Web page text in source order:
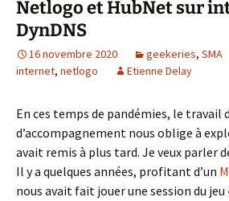
Netlogo et HubNet sur
DynDNS
16 novembre 2020 geekeries, SMA
internet, netlogo Etienne Delay
En ces temps de pandémies, le travail
d’accompagnement nous oblige à
avait remis à plus tard. Je veux parler
Il y a quelques années, profitant d’un
nous avait fait jouer une session du jeu